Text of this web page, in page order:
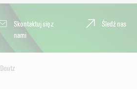
Skontaktuj się z
nami
Śledź nas
Deutz